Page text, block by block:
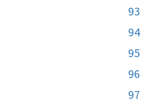
93
94
95
96
97